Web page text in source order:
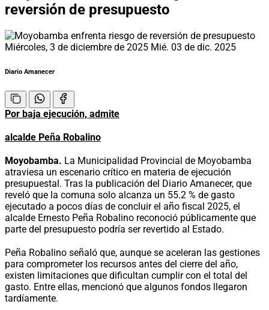
reversión de presupuesto
Miércoles, 3 de diciembre de 2025 Mié. 03 de dic. 2025
Diario Amanecer
Por baja ejecución, admite
alcalde Peña Robalino
Moyobamba. La Municipalidad Provincial de Moyobamba
atraviesa un escenario crítico en materia de ejecución
presupuestal. Tras la publicación del Diario Amanecer, que
reveló que la comuna solo alcanza un 55.2 % de gasto
ejecutado a pocos días de concluir el año fiscal 2025, el
alcalde Ernesto Peña Robalino reconoció públicamente que
parte del presupuesto podría ser revertido al Estado.
Peña Robalino señaló que, aunque se aceleran las gestiones
para comprometer los recursos antes del cierre del año,
existen limitaciones que dificultan cumplir con el total del
gasto. Entre ellas, mencionó que algunos fondos llegaron
tardíamente.